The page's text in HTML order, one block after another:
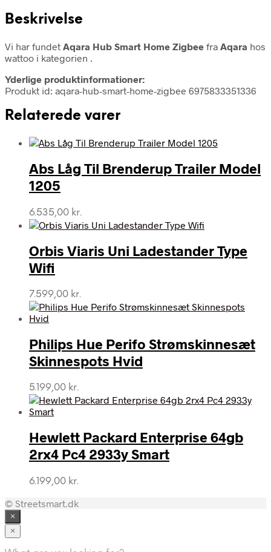
Beskrivelse
Vi har fundet Aqara Hub Smart Home Zigbee fra Aqara hos
wattoo i kategorien .
Yderlige produktinformationer:
Produkt id: aqara-hub-smart-home-zigbee 6975833351336
Relaterede varer
Abs Låg Til Brenderup Trailer Model
1205
6.535,00 kr.
Orbis Viaris Uni Ladestander Type
Wifi
7.599,00 kr.
Philips Hue Perifo Strømskinnesæt
Skinnespots Hvid
5.199,00 kr.
Hewlett Packard Enterprise 64gb
2rx4 Pc4 2933y Smart
6.199,00 kr.
© Streetsmart.dk
×
×